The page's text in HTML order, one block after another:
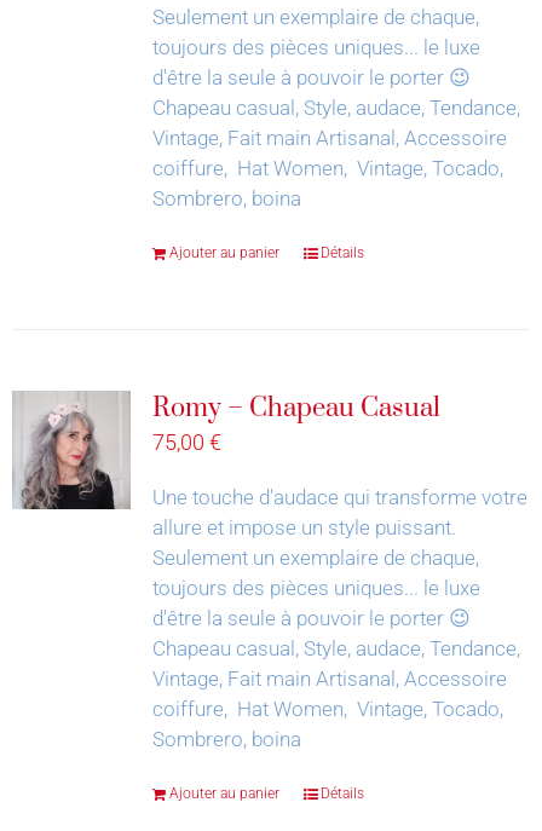
Seulement un exemplaire de chaque,
toujours des pièces uniques... le luxe
d'être la seule à pouvoir le porter 😉
Chapeau casual, Style, audace, Tendance,
Vintage, Fait main Artisanal, Accessoire
coiffure, Hat Women, Vintage, Tocado,
Sombrero, boina
Ajouter au panier Détails
Romy – Chapeau Casual
75,00 €
Une touche d'audace qui transforme votre
allure et impose un style puissant.
Seulement un exemplaire de chaque,
toujours des pièces uniques... le luxe
d'être la seule à pouvoir le porter 😉
Chapeau casual, Style, audace, Tendance,
Vintage, Fait main Artisanal, Accessoire
coiffure, Hat Women, Vintage, Tocado,
Sombrero, boina
Ajouter au panier Détails